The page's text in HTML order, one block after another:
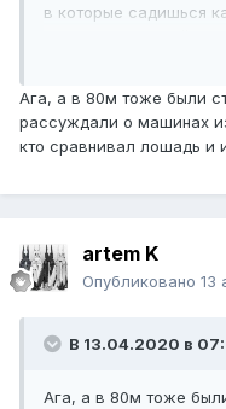
в которые садишься
эргономика...
мерседесах и что
отделочные
маркетингово это не
до 1995 года... 116 и
Эйхмобили, одни
Ага, а в 80м тоже были
рассуждали о машинах
кто сравнивал лошадь
artem K
Опубликовано 13
В 13.04.2020 в
Ага, а в 80м тоже